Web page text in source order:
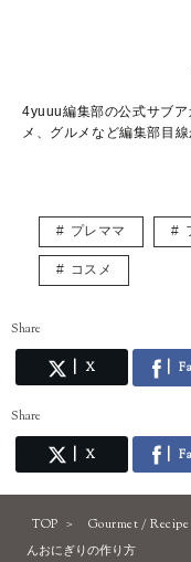
4yuuu編集部の公式サブ
メ、グルメなど編集部目
プレママ
コスメ
Share
X
Share
X
TOP Gourmet / Recipe
んおにぎりの作り方